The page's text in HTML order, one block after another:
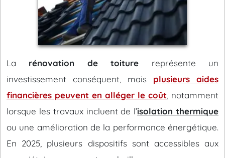
La rénovation de toiture représente un
investissement conséquent, mais plusieurs aides
financières peuvent en alléger le coût , notamment
lorsque les travaux incluent de l’isolation thermique
ou une amélioration de la performance énergétique.
En 2025, plusieurs dispositifs sont accessibles aux